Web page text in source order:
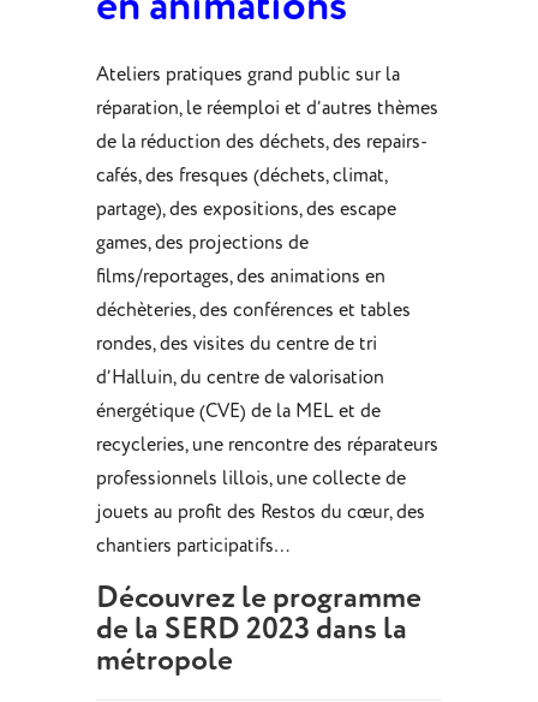
Ateliers pratiques grand public sur la
réparation, le réemploi et d’autres thèmes
de la réduction des déchets, des repairs-
cafés, des fresques (déchets, climat,
partage), des expositions, des escape
games, des projections de
films/reportages, des animations en
déchèteries, des conférences et tables
rondes, des visites du centre de tri
d’Halluin, du centre de valorisation
énergétique (CVE) de la MEL et de
recycleries, une rencontre des réparateurs
professionnels lillois, une collecte de
jouets au profit des Restos du cœur, des
chantiers participatifs…
Découvrez le programme
de la SERD 2023 dans la
métropole